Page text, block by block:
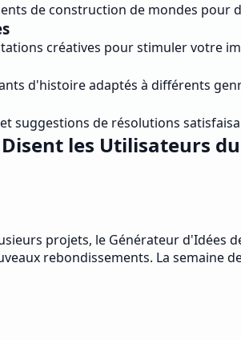
de construction de mondes pour
créatives pour stimuler votre
d'histoire adaptés à différents
suggestions de résolutions
les Utilisateurs
projets, le Générateur d'Idées
rebondissements. La semaine